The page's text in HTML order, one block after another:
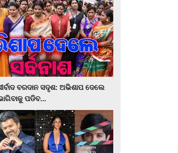
ବରଦାନ ସଦୃଶ: ଅଭିଶାପ ଦେଲେ
ପଡିବ...